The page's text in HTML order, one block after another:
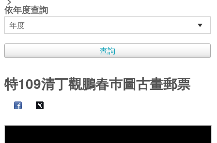
依年度查詢
特109清丁觀鵬春巿圖古畫郵票